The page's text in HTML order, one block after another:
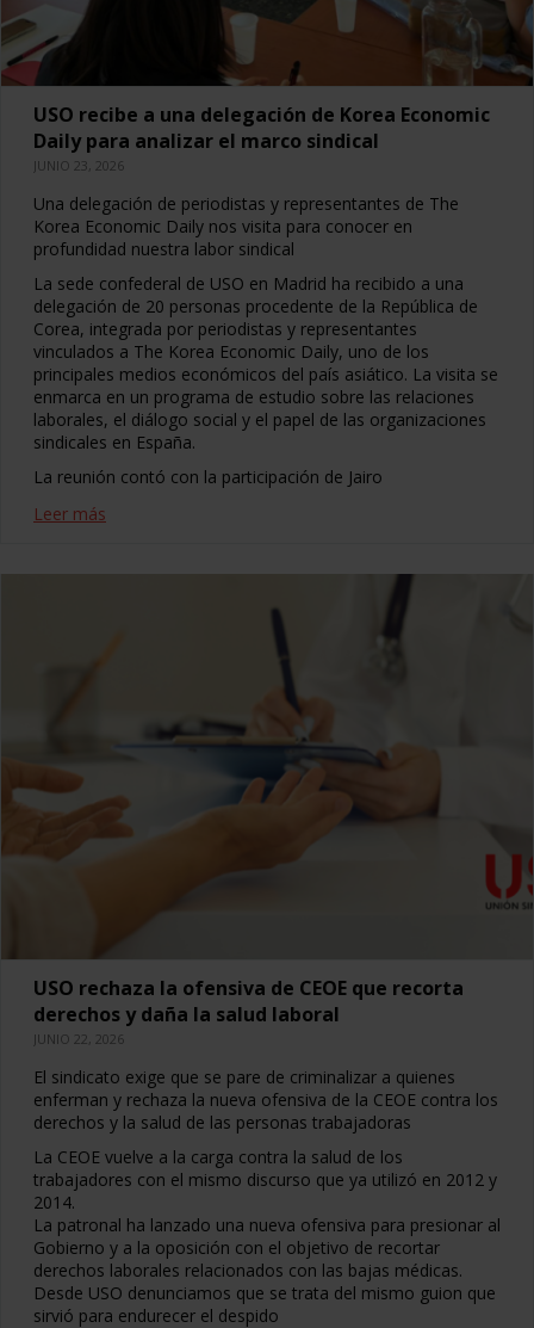
USO recibe a una delegación de Korea Economic
Daily para analizar el marco sindical
JUNIO 23, 2026
Una delegación de periodistas y representantes de The
Korea Economic Daily nos visita para conocer en
profundidad nuestra labor sindical
La sede confederal de USO en Madrid ha recibido a una
delegación de 20 personas procedente de la República de
Corea, integrada por periodistas y representantes
vinculados a The Korea Economic Daily, uno de los
principales medios económicos del país asiático. La visita se
enmarca en un programa de estudio sobre las relaciones
laborales, el diálogo social y el papel de las organizaciones
sindicales en España.
La reunión contó con la participación de Jairo
Leer más
USO rechaza la ofensiva de CEOE que recorta
derechos y daña la salud laboral
JUNIO 22, 2026
El sindicato exige que se pare de criminalizar a quienes
enferman y rechaza la nueva ofensiva de la CEOE contra los
derechos y la salud de las personas trabajadoras
La CEOE vuelve a la carga contra la salud de los
trabajadores con el mismo discurso que ya utilizó en 2012 y
2014.
La patronal ha lanzado una nueva ofensiva para presionar al
Gobierno y a la oposición con el objetivo de recortar
derechos laborales relacionados con las bajas médicas.
Desde USO denunciamos que se trata del mismo guion que
sirvió para endurecer el despido